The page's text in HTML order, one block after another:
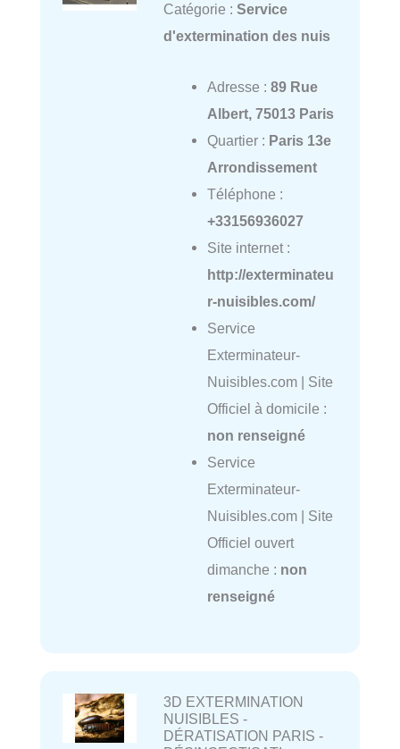
Catégorie : Service
d'extermination des nuis
Adresse : 89 Rue
Albert, 75013 Paris
Quartier : Paris 13e
Arrondissement
Téléphone :
+33156936027
Site internet :
http://exterminateu
r-nuisibles.com/
Service
Exterminateur-
Nuisibles.com | Site
Officiel à domicile :
non renseigné
Service
Exterminateur-
Nuisibles.com | Site
Officiel ouvert
dimanche : non
renseigné
3D EXTERMINATION
NUISIBLES -
DÉRATISATION PARIS -